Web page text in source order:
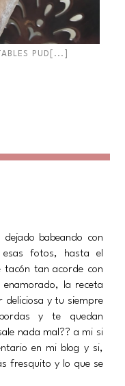
PUD[...]
babeando con
fotos, hasta el
tan acorde con
la receta
deliciosa y tu siempre
y te quedan
nada mal?? a mi si
en mi blog y si,
fresquito y lo que se